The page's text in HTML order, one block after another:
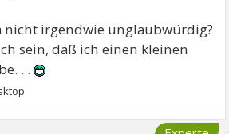
nicht irgendwie unglaubwürdig?
sein, daß ich einen kleinen
. .